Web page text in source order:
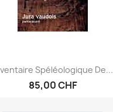
Spéléologique De...
85,00 CHF